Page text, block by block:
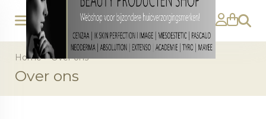
Home>Over ons
Over ons